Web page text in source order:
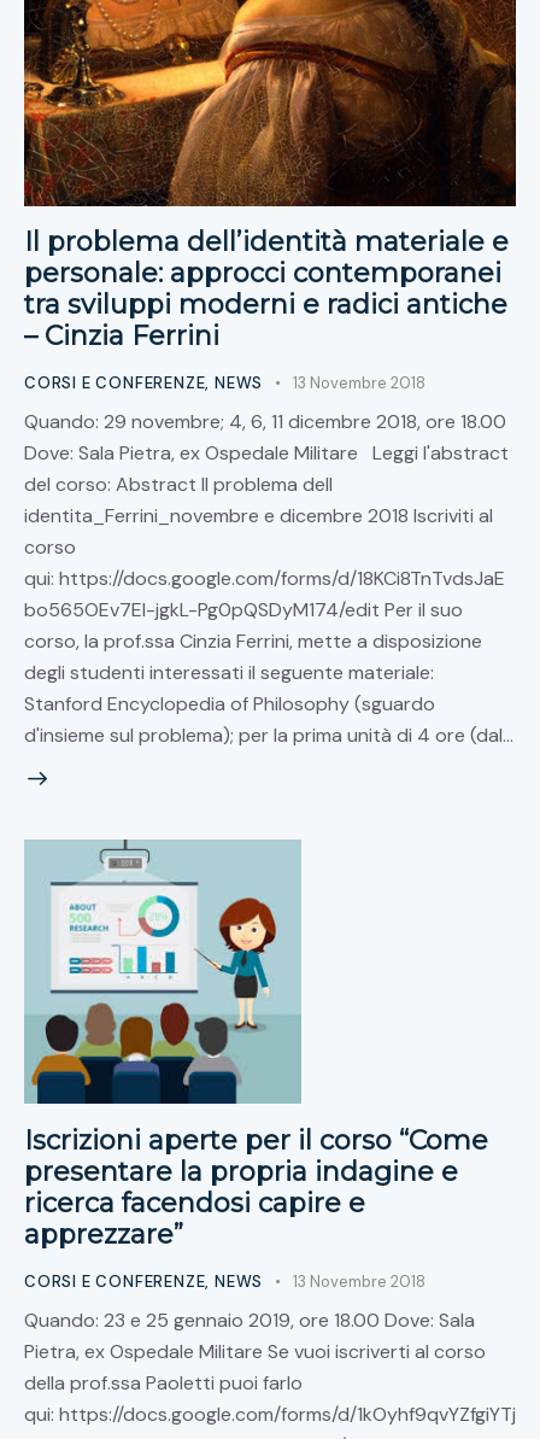
Il problema dell’identità materiale e
personale: approcci contemporanei
tra sviluppi moderni e radici antiche
– Cinzia Ferrini
CORSI E CONFERENZE,NEWS 13 Novembre 2018
Quando: 29 novembre; 4, 6, 11 dicembre 2018, ore 18.00
Dove: Sala Pietra, ex Ospedale Militare Leggi l'abstract
del corso: Abstract Il problema dell
identita_Ferrini_novembre e dicembre 2018 Iscriviti al
corso
qui: https://docs.google.com/forms/d/18KCi8TnTvdsJaE
bo565OEv7El-jgkL-Pg0pQSDyM174/edit Per il suo
corso, la prof.ssa Cinzia Ferrini, mette a disposizione
degli studenti interessati il seguente materiale:
Stanford Encyclopedia of Philosophy (sguardo
d'insieme sul problema); per la prima unità di 4 ore (dal…
Iscrizioni aperte per il corso “Come
presentare la propria indagine e
ricerca facendosi capire e
apprezzare”
CORSI E CONFERENZE,NEWS 13 Novembre 2018
Quando: 23 e 25 gennaio 2019, ore 18.00 Dove: Sala
Pietra, ex Ospedale Militare Se vuoi iscriverti al corso
della prof.ssa Paoletti puoi farlo
qui: https://docs.google.com/forms/d/1kOyhf9qvYZfgiYTj